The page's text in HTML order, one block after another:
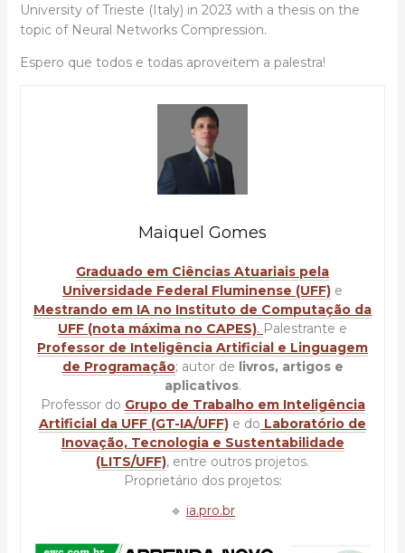
University of Trieste (Italy) in 2023 with a thesis on the
topic of Neural Networks Compression.
Espero que todos e todas aproveitem a palestra!
Maiquel Gomes
Graduado em Ciências Atuariais pela
Universidade Federal Fluminense (UFF) e
Mestrando em IA no Instituto de Computação da
UFF (nota máxima no CAPES). Palestrante e
Professor de Inteligência Artificial e Linguagem
de Programação; autor de livros, artigos e
aplicativos.
Professor do Grupo de Trabalho em Inteligência
Artificial da UFF (GT-IA/UFF) e do Laboratório de
Inovação, Tecnologia e Sustentabilidade
(LITS/UFF), entre outros projetos.
Proprietário dos projetos:
🔹 ia.pro.br